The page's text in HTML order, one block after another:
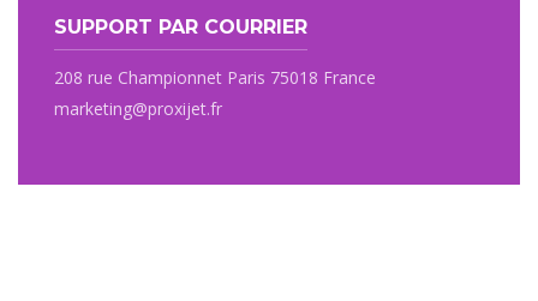
SUPPORT PAR COURRIER
208 rue Championnet Paris 75018 France
marketing@proxijet.fr